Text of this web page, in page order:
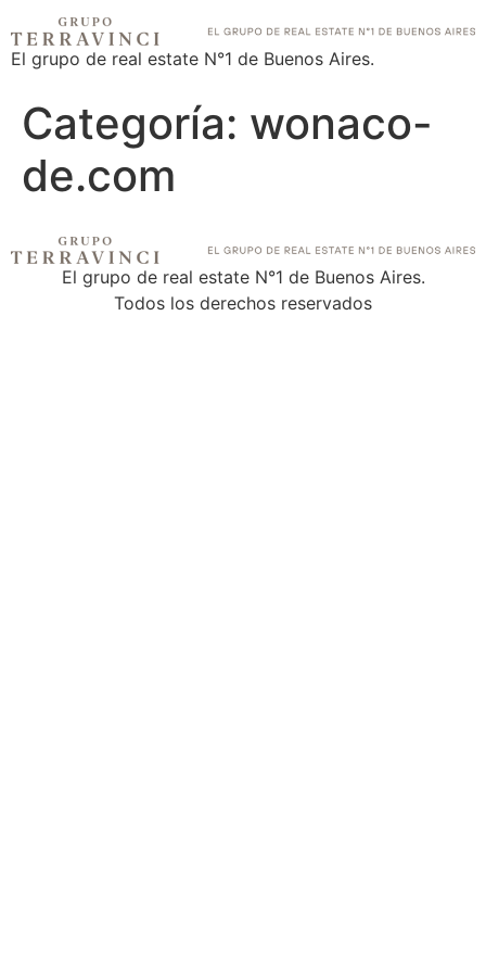
El grupo de real estate N°1 de Buenos Aires.
Categoría: wonaco-
de.com
El grupo de real estate N°1 de Buenos Aires.
Todos los derechos reservados